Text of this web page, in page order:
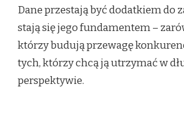
Dane przestają być dodatkiem do
stają się jego fundamentem –
którzy budują przewagę
tych, którzy chcą ją utrzymać w
perspektywie.